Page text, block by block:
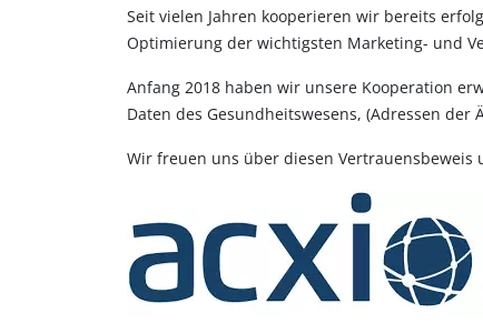
Seit vielen Jahren kooperieren wir bereits
Optimierung der wichtigsten Marketing- und
Anfang 2018 haben wir unsere Kooperation
Daten des Gesundheitswesens, (Adressen
Wir freuen uns über diesen